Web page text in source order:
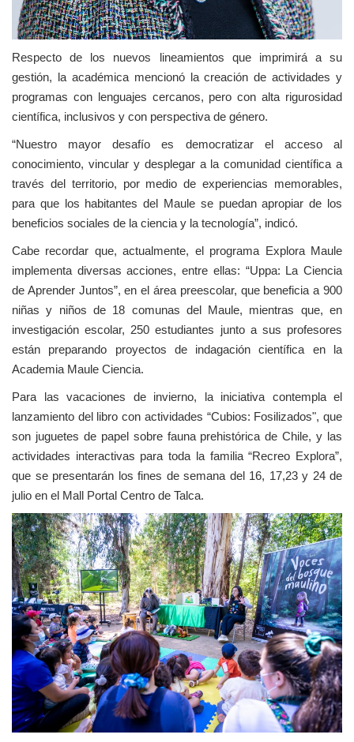
Respecto de los nuevos lineamientos que imprimirá a su
gestión, la académica mencionó la creación de actividades y
programas con lenguajes cercanos, pero con alta rigurosidad
científica, inclusivos y con perspectiva de género.
“Nuestro mayor desafío es democratizar el acceso al
conocimiento, vincular y desplegar a la comunidad científica a
través del territorio, por medio de experiencias memorables,
para que los habitantes del Maule se puedan apropiar de los
beneficios sociales de la ciencia y la tecnología”, indicó.
Cabe recordar que, actualmente, el programa Explora Maule
implementa diversas acciones, entre ellas: “Uppa: La Ciencia
de Aprender Juntos”, en el área preescolar, que beneficia a 900
niñas y niños de 18 comunas del Maule, mientras que, en
investigación escolar, 250 estudiantes junto a sus profesores
están preparando proyectos de indagación científica en la
Academia Maule Ciencia.
Para las vacaciones de invierno, la iniciativa contempla el
lanzamiento del libro con actividades “Cubios: Fosilizados", que
son juguetes de papel sobre fauna prehistórica de Chile, y las
actividades interactivas para toda la familia “Recreo Explora”,
que se presentarán los fines de semana del 16, 17,23 y 24 de
julio en el Mall Portal Centro de Talca.